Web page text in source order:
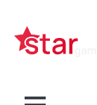
content